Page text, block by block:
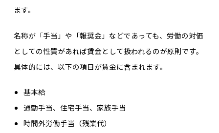
ます。
名称が「手当」や「報奨金」などであっても、労働の対価
としての性質があれば賃金として扱われるのが原則です。
具体的には、以下の項目が賃金に含まれます。
基本給
通勤手当、住宅手当、家族手当
時間外労働手当（残業代）